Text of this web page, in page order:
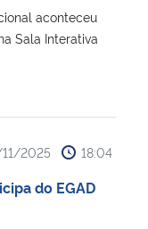
aconteceu
Sala Interativa
2025 18:04
do EGAD